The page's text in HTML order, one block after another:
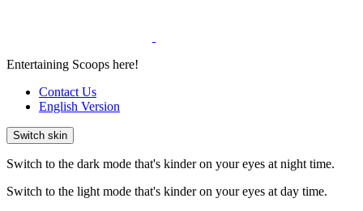
Entertaining Scoops here!
Contact Us
English Version
Switch skin
Switch to the dark mode that's kinder on your eyes at night time.
Switch to the light mode that's kinder on your eyes at day time.